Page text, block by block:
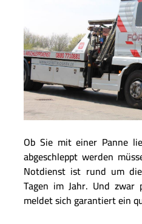
Ob Sie mit einer Panne
abgeschleppt werden
Notdienst ist rund um
Tagen im Jahr. Und zwar
meldet sich garantiert ein